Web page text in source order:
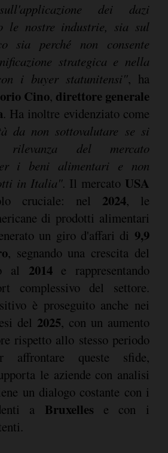
dei dazi
le nostre industrie, sia sul
sia perché non consente
strategica e nella
i buyer statunitensi", ha
Cino, direttore generale
. Ha inoltre evidenziato come
da non sottovalutare se si
rilevanza del mercato
i beni alimentari e non
in Italia". Il mercato USA
cruciale: nel 2024, le
di prodotti alimentari
un giro d'affari di 9,9
, segnando una crescita del
al 2014e rappresentando
complessivo del settore.
è proseguito anche nei
del 2025, con un aumento
rispetto allo stesso periodo
affrontare queste sfide,
le aziende con analisi
un dialogo costante con i
a Bruxelles e con i